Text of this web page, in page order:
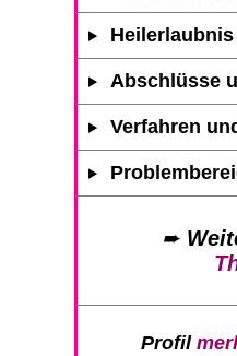
Abschlüsse
Verfahren
➨
Profil